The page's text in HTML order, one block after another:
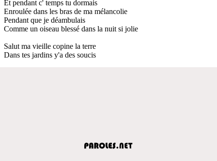
Et pendant c' temps tu dormais
Enroulée dans les bras de ma mélancolie
Pendant que je déambulais
Comme un oiseau blessé dans la nuit si jolie
Salut ma vieille copine la terre
Dans tes jardins y'a des soucis